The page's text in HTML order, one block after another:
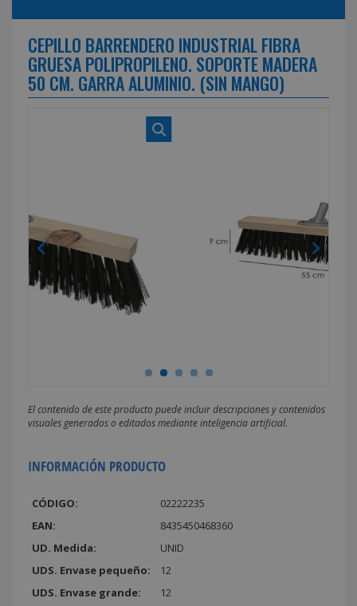
CEPILLO BARRENDERO INDUSTRIAL FIBRA
GRUESA POLIPROPILENO. SOPORTE MADERA
50 CM. GARRA ALUMINIO. (SIN MANGO)
El contenido de este producto puede incluir descripciones y contenidos
visuales generados o editados mediante inteligencia artificial.
INFORMACIÓN PRODUCTO
CÓDIGO:
02222235
EAN:
8435450468360
UD. Medida:
UNID
UDS. Envase pequeño:
12
UDS. Envase grande:
12